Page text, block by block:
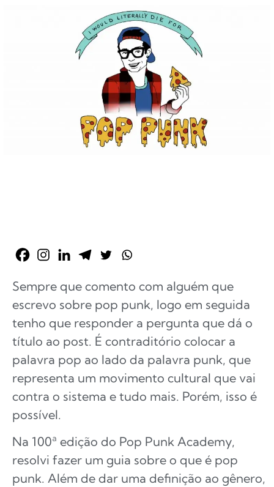
Sempre que comento com alguém que
escrevo sobre pop punk, logo em seguida
tenho que responder a pergunta que dá o
título ao post. É contraditório colocar a
palavra pop ao lado da palavra punk, que
representa um movimento cultural que vai
contra o sistema e tudo mais. Porém, isso é
possível.
Na 100ª edição do Pop Punk Academy,
resolvi fazer um guia sobre o que é pop
punk. Além de dar uma definição ao gênero,